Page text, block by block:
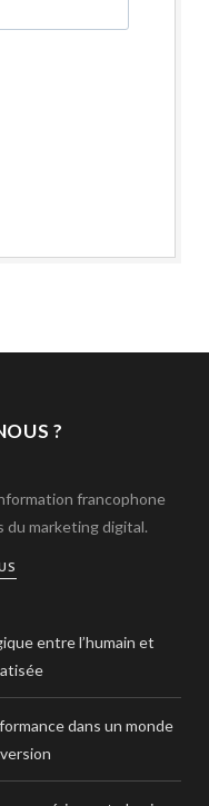
?
francophone
du marketing digital.
entre l’humain et
dans un monde